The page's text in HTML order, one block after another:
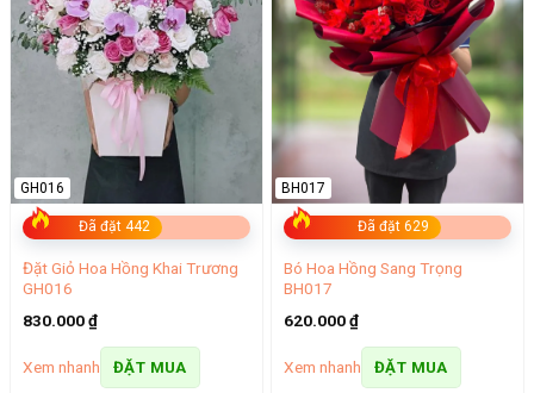
Đã đặt 442
GH016
Đặt Giỏ Hoa Hồng Khai Trương
GH016
830.000₫
Xem nhanh ĐẶT MUA
Đã đặt 629
BH017
Bó Hoa Hồng Sang Trọng
BH017
620.000₫
Xem nhanh ĐẶT MUA